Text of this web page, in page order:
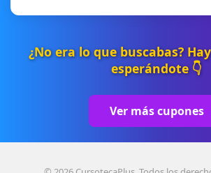
¿No era lo que buscabas?
esperándote 👇
Ver más cupones